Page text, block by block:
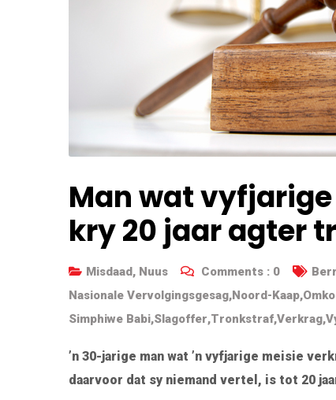
Man wat
kry 20 jaar agter
Misdaad, Nuus Comments : 0
Nasionale Vervolgingsgesag,Noord-Kaap,
Simphiwe Babi,Slagoffer,Tronkstraf,Verkrag,
’n 30-jarige man wat ’n vyfjarige meisie
daarvoor dat sy niemand vertel, is tot 20